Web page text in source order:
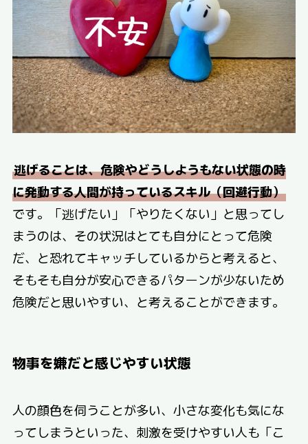
逃げることは、危険やどうしようもない状態の時
に発動する人間が持っているスキル（回避行動）
です。「逃げたい」「やりたくない」と思ってし
まうのは、その状況はとても自分にとって危険
だ、と恐れてキャッチしているからと考えると、
そもそも自分が安心できるパターンが少ないため
危険だと思いやすい、と考えることができます。
物事を嫌だと感じやすい状態
人の顔色を伺うことが多い、小さな変化も気にな
ってしまうといった、刺激を受けやすい人も「こ